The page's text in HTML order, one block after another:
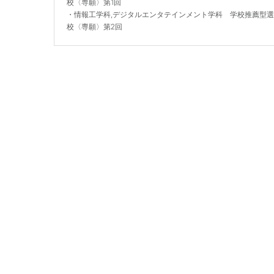
校〈専願〉第1回
・情報工学科,デジタルエンタテインメント学科 学校推薦型
校〈専願〉第2回